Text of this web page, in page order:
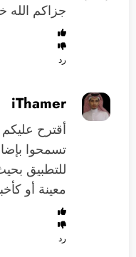
جزاكم الله
رد
iThamer
أقترح
تسمحوا
للتطبيق
معينة أو
رد